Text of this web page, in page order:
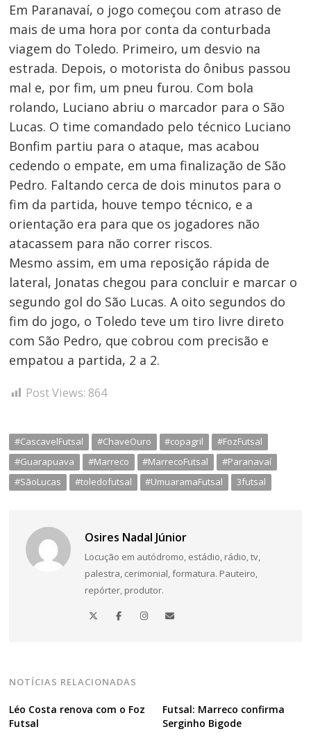
Em Paranavaí, o jogo começou com atraso de
mais de uma hora por conta da conturbada
viagem do Toledo. Primeiro, um desvio na
estrada. Depois, o motorista do ônibus passou
mal e, por fim, um pneu furou. Com bola
rolando, Luciano abriu o marcador para o São
Lucas. O time comandado pelo técnico Luciano
Bonfim partiu para o ataque, mas acabou
cedendo o empate, em uma finalização de São
Pedro. Faltando cerca de dois minutos para o
fim da partida, houve tempo técnico, e a
orientação era para que os jogadores não
atacassem para não correr riscos.
Mesmo assim, em uma reposição rápida de
lateral, Jonatas chegou para concluir e marcar o
segundo gol do São Lucas. A oito segundos do
fim do jogo, o Toledo teve um tiro livre direto
com São Pedro, que cobrou com precisão e
empatou a partida, 2 a 2.
Post Views: 864
#CascavelFutsal #ChaveOuro #copagril
#FozFutsal
#Guarapuava
#Marreco #MarrecoFutsal
#Paranavaí
#SãoLucas
#toledofutsal #UmuaramaFutsal 3futsal
Osires Nadal Júnior
Locução em autódromo, estádio, rádio, tv,
palestra, cerimonial, formatura. Pauteiro,
repórter, produtor.
NOTÍCIAS RELACIONADAS
Léo Costa renova com o Foz
Futsal
Futsal: Marreco confirma
Serginho Bigode